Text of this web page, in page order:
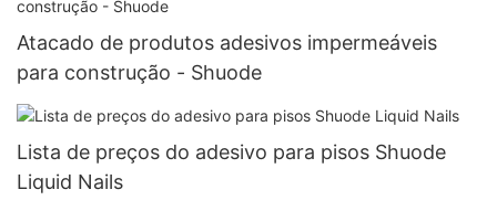
Atacado de produtos adesivos impermeáveis ​​
para construção - Shuode
Lista de preços do adesivo para pisos Shuode
Liquid Nails